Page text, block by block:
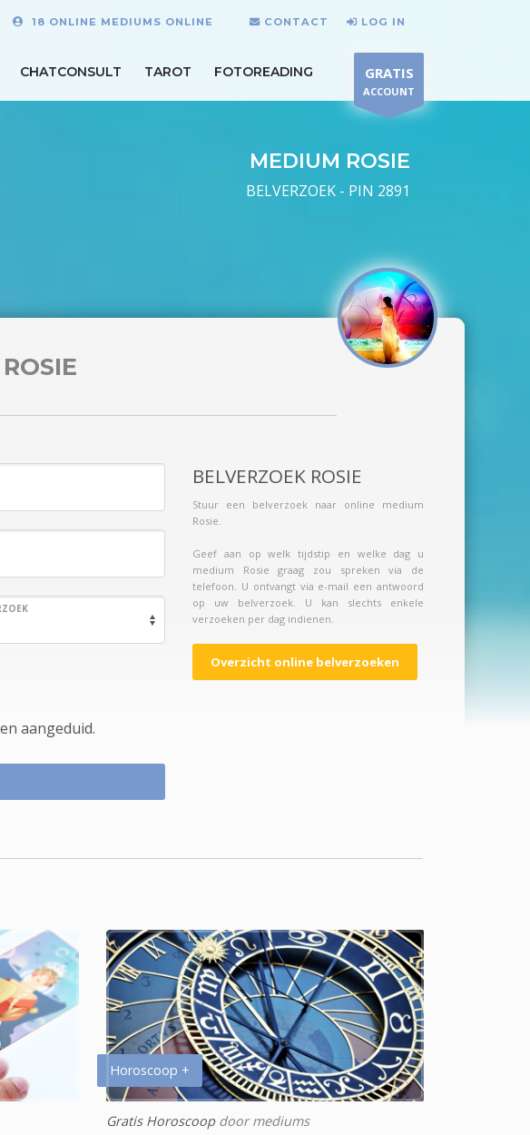
18 ONLINE MEDIUMS ONLINE CONTACT LOG IN
CHATCONSULT TAROT FOTOREADING GRATIS
ACCOUNT
MEDIUM ROSIE
BELVERZOEK - PIN 2891
aangeduid.
BELVERZOEK ROSIE
Stuur een belverzoek naar online medium
Rosie.
Geef aan op welk tijdstip en welke dag u
medium Rosie graag zou spreken via de
telefoon. U ontvangt via e-mail een antwoord
op uw belverzoek. U kan slechts enkele
verzoeken per dag indienen.
Overzicht online belverzoeken
Horoscoop +
Gratis Horoscoopdoor mediums